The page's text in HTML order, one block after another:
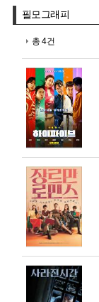
필모그래피
총 4건